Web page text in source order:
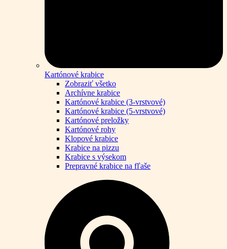
Kartónové krabice
Zobraziť všetko
Archívne krabice
Kartónové krabice (3-vrstvové)
Kartónové krabice (5-vrstvové)
Kartónové preložky
Kartónové rohy
Klopové krabice
Krabice na pizzu
Krabice s výsekom
Prepravné krabice na fľaše